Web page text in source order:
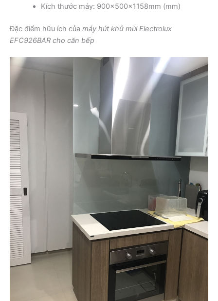
Kích thước máy: 900x500x1158mm (mm)
Đặc điểm hữu ích của máy hút khử mùi Electrolux
EFC926BAR cho căn bếp